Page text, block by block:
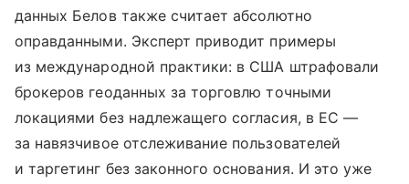
данных Белов также считает абсолютно
оправданными. Эксперт приводит примеры
из международной практики: в США штрафовали
брокеров геоданных за торговлю точными
локациями без надлежащего согласия, в ЕС —
за навязчивое отслеживание пользователей
и таргетинг без законного основания. И это уже